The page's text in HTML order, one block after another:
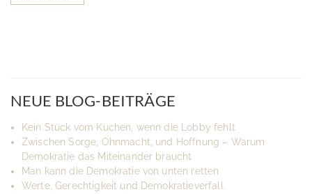
NEUE BLOG-BEITRÄGE
Kein Stück vom Kuchen, wenn die Lobby fehlt
Zwischen Sorge, Ohnmacht, und Hoffnung – Warum
Demokratie das Miteinander braucht
Man kann die Demokratie von unten retten
Werte, Gerechtigkeit und Demokratieverfall